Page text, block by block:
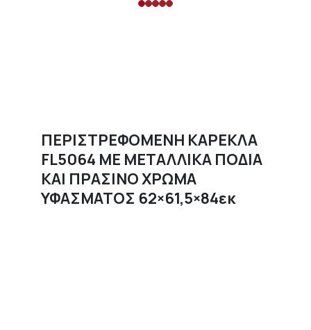
ΠΕΡΙΣΤΡΕΦΟΜΕΝΗ ΚΑΡΕΚΛΑ
FL5064 ΜΕ ΜΕΤΑΛΛΙΚΑ ΠΟΔΙΑ
ΚΑΙ ΠΡΑΣΙΝΟ ΧΡΩΜΑ
ΥΦΑΣΜΑΤΟΣ 62×61,5×84εκ